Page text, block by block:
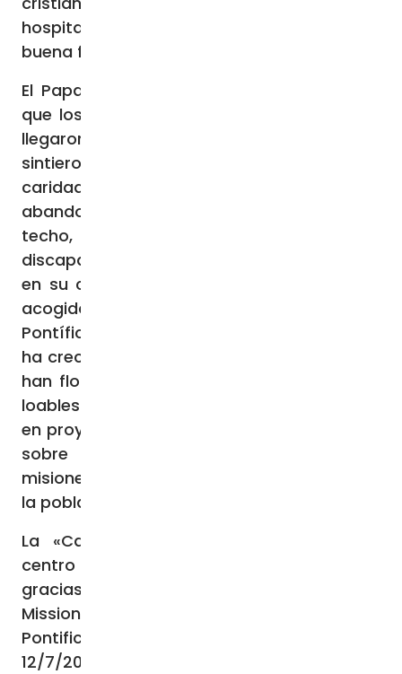
hospitalidad y apertura al otro, se respira la
buena fragancia de Cristo.
El Papa Francisco ha recordado asimismo
que los primeros misioneros católicos que
llegaron a Ulán Bator en los años 90,
sintieron enseguida «la llamada a la
caridad, que les llevó a ocuparse de niños
abandonados, hermanos y hermanas sin
techo, enfermos, personas con
discapacidad, presos y todos aquellos que
en su condición de sufrimiento pedían ser
acogidos». Hoy -ha continuado el
Pontífice- vemos cómo de aquellas raíces
ha crecido un tronco, han brotado ramas y
han florecido muchos frutos: numerosas y
loables iniciativas caritativas, desarrolladas
en proyectos a largo plazo, llevadas a cabo
sobre todo por los diversos institutos
misioneros aquí presentes y apreciadas por
la población y las autoridades civiles».
La «Casa de la Misericordia», el nuevo
centro de acogida construido también
gracias a la contribución de Catholic
Mission in Australia, las Obras Misionales
Pontificias Australianas (véase Fides
12/7/2023), ha sido definida por el Cardenal